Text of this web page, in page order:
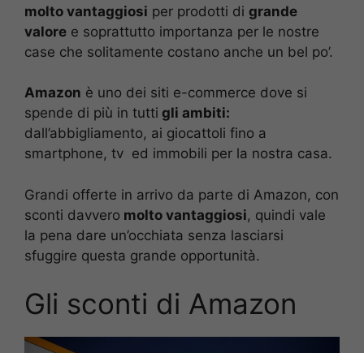
molto vantaggiosi per prodotti di grande
valore e soprattutto importanza per le nostre
case che solitamente costano anche un bel po’.
Amazon è uno dei siti e-commerce dove si
spende di più in tutti gli ambiti:
dall’abbigliamento, ai giocattoli fino a
smartphone, tv ed immobili per la nostra casa.
Grandi offerte in arrivo da parte di Amazon, con
sconti davvero molto vantaggiosi, quindi vale
la pena dare un’occhiata senza lasciarsi
sfuggire questa grande opportunità.
Gli sconti di Amazon